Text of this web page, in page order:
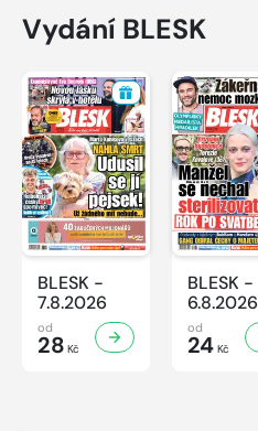
Vydání BLESK
BLESK -
7.8.2026
od
28 Kč
BLESK -
6.8.2026
od
24Kč